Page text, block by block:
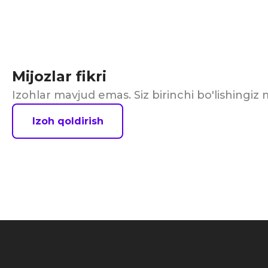
Mijozlar fikri
Izohlar mavjud emas. Siz birinchi bo'lishingiz
Izoh qoldirish